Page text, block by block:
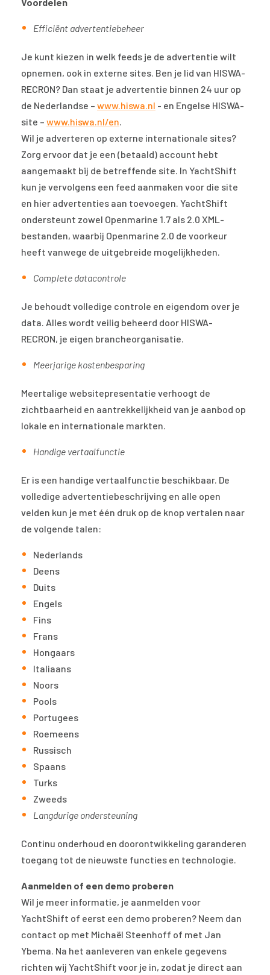
Efficiënt advertentiebeheer
Je kunt kiezen in welk feeds je de advertentie wilt
opnemen, ook in externe sites. Ben je lid van HISWA-
RECRON? Dan staat je advertentie binnen 24 uur op
de Nederlandse – www.hiswa.nl - en Engelse HISWA-
site – www.hiswa.nl/en.
Wil je adverteren op externe internationale sites?
Zorg ervoor dat je een (betaald) account hebt
aangemaakt bij de betreffende site. In YachtShift
kun je vervolgens een feed aanmaken voor die site
en hier advertenties aan toevoegen. YachtShift
ondersteunt zowel Openmarine 1.7 als 2.0 XML-
bestanden, waarbij Openmarine 2.0 de voorkeur
heeft vanwege de uitgebreide mogelijkheden.
Complete datacontrole
Je behoudt volledige controle en eigendom over je
data. Alles wordt veilig beheerd door HISWA-
RECRON, je eigen brancheorganisatie.
Meerjarige kostenbesparing
Meertalige websitepresentatie verhoogt de
zichtbaarheid en aantrekkelijkheid van je aanbod op
lokale en internationale markten.
Handige vertaalfunctie
Er is een handige vertaalfunctie beschikbaar. De
volledige advertentiebeschrijving en alle open
velden kun je met één druk op de knop vertalen naar
de volgende talen:
Nederlands
Deens
Duits
Engels
Fins
Frans
Hongaars
Italiaans
Noors
Pools
Portugees
Roemeens
Russisch
Spaans
Turks
Zweeds
Langdurige ondersteuning
Continu onderhoud en doorontwikkeling garanderen
toegang tot de nieuwste functies en technologie.
Aanmelden of een demo proberen
Wil je meer informatie, je aanmelden voor
YachtShift of eerst een demo proberen? Neem dan
contact op met Michaël Steenhoff of met Jan
Ybema. Na het aanleveren van enkele gegevens
richten wij YachtShift voor je in, zodat je direct aan